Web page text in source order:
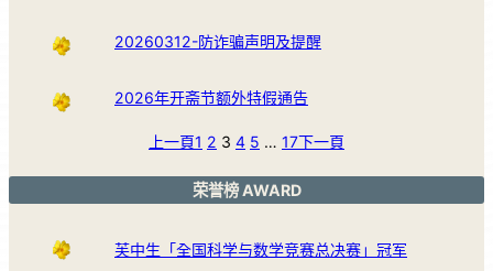
20260312-防诈骗声明及提醒
2026年开斋节额外特假通告
上一頁1 2 3 4 5 … 17下一頁
荣誉榜 AWARD
芙中生「全国科学与数学竞赛总决赛」冠军